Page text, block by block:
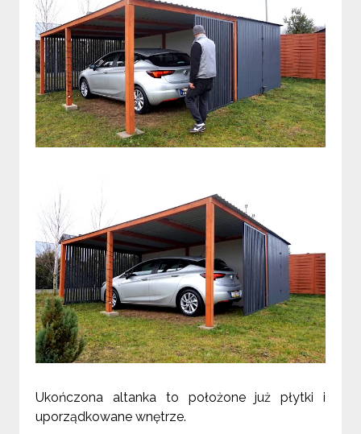
Ukończona altanka to położone już płytki i
uporządkowane wnętrze.